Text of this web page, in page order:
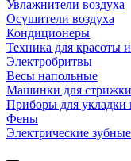
Увлажнители воздуха
Осушители воздуха
Кондиционеры
Техника для красоты
Электробритвы
Весы напольные
Машинки для
Приборы для укладки
Фены
Электрические